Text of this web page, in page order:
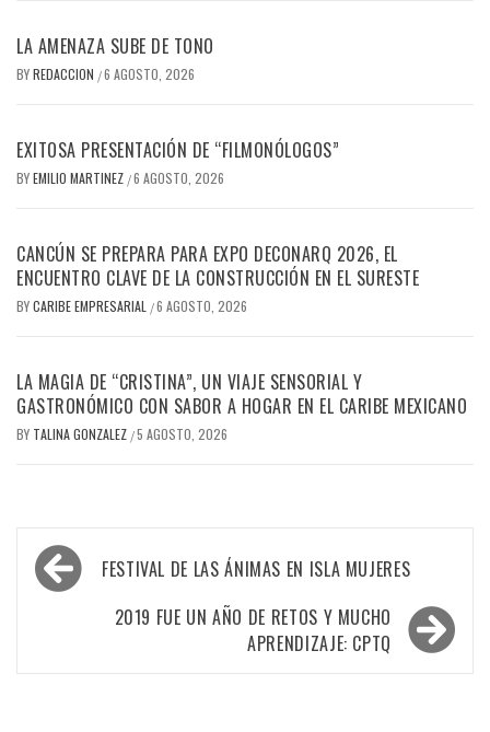
LA AMENAZA SUBE DE TONO
BYREDACCION /6 AGOSTO, 2026
EXITOSA PRESENTACIÓN DE “FILMONÓLOGOS”
BYEMILIO MARTINEZ /6 AGOSTO, 2026
CANCÚN SE PREPARA PARA EXPO DECONARQ 2026, EL
ENCUENTRO CLAVE DE LA CONSTRUCCIÓN EN EL SURESTE
BYCARIBE EMPRESARIAL /6 AGOSTO, 2026
LA MAGIA DE “CRISTINA”, UN VIAJE SENSORIAL Y
GASTRONÓMICO CON SABOR A HOGAR EN EL CARIBE MEXICANO
BY TALINA GONZALEZ /5 AGOSTO, 2026
Navegación
de
entradas
FESTIVAL DE LAS ÁNIMAS EN ISLA MUJERES
2019 FUE UN AÑO DE RETOS Y MUCHO
APRENDIZAJE: CPTQ